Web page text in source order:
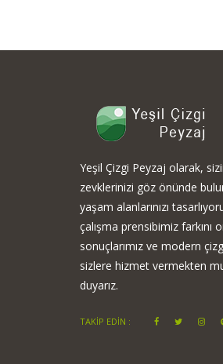
Yeşil Çizgi Peyzaj olarak,
zevklerinizi göz önünde
yaşam alanlarınızı
çalışma prensibimiz farkını
sonuçlarımız ve modern
sizlere hizmet vermekten
duyarız.
TAKİP EDİN :